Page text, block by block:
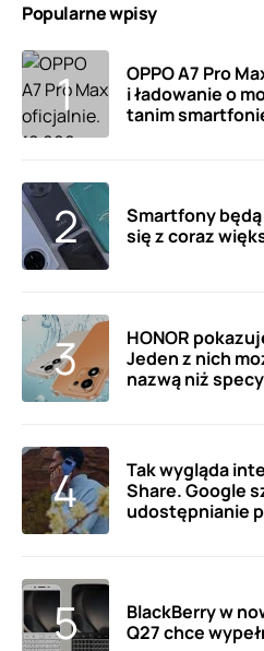
Popularne wpisy
OPPO A7 Pro
i ładowanie o
tanim
Smartfony
się z coraz
HONOR
Jeden z nich
nazwą niż
Tak wygląda
Share. Google
udostępnianie
BlackBerry w
Q27 chce